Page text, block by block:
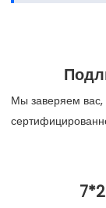
Мы заверяем вас,